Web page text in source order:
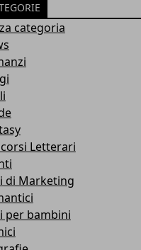
categoria
Letterari
di Marketing
per bambini